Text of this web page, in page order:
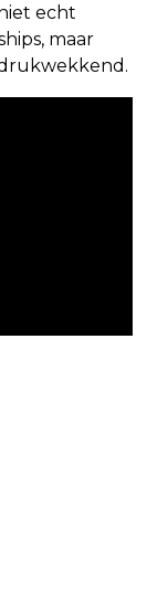
echt
maar